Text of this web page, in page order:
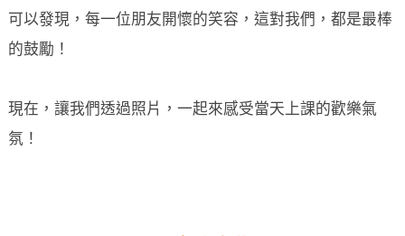
可以發現，每一位朋友開懷的笑容，這對我們，都是最棒
的鼓勵！
現在，讓我們透過照片，一起來感受當天上課的歡樂氣
氛！